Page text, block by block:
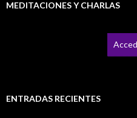
MEDITACIONES Y CHARLAS
ENTRADAS RECIENTES